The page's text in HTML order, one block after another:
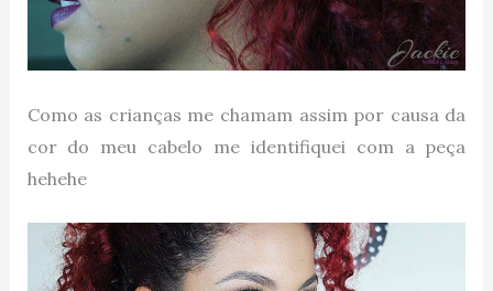
Como as crianças me chamam assim por causa da
cor do meu cabelo me identifiquei com a peça
hehehe